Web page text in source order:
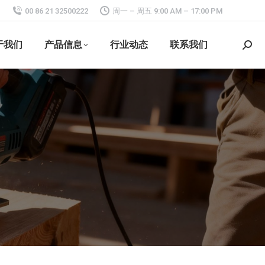
00 86 21 32500222 周一 – 周五 9:00 AM – 17:00 PM
我们 产品信息 行业动态 联系我们
搜